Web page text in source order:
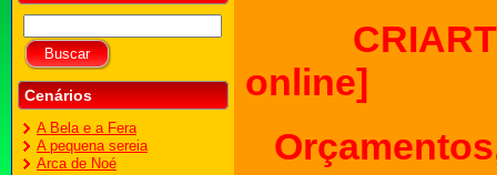
Cenários
A Bela e a Fera
A pequena sereia
Arca de Noé
online]